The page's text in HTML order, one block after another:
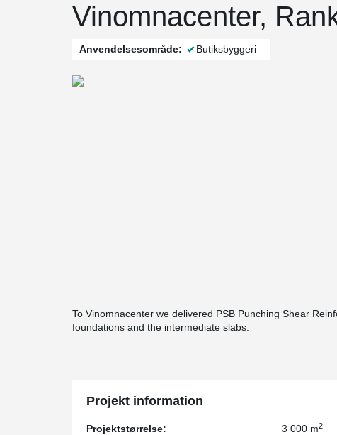
Vinomnacenter,
Anvendelsesområde: Butiksbyggeri
To Vinomnacenter we delivered PSB Punching Shear
foundations and the intermediate slabs.
Projekt information
Projektstørrelse: 3 000 m2